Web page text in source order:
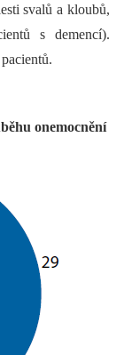
svalů a kloubů,
s demencí).
onemocnění